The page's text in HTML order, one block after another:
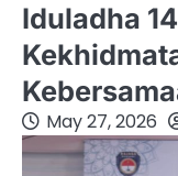
Iduladha
May 27, 2026